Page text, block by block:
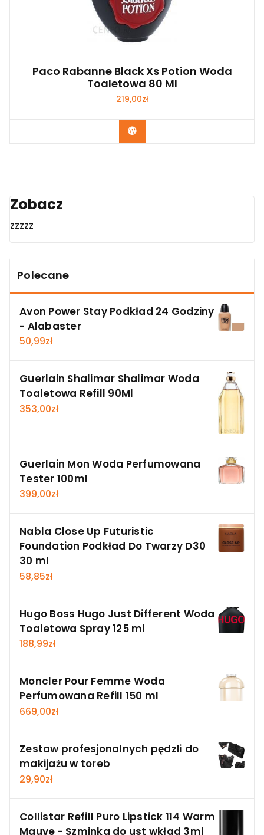
Paco Rabanne Black Xs Potion Woda
Toaletowa 80 Ml
219,00zł
Zobacz
Zobacz
zzzzz
Polecane
Avon Power Stay Podkład 24 Godziny
- Alabaster
50,99zł
Guerlain Shalimar Shalimar Woda
Toaletowa Refill 90Ml
353,00zł
Guerlain Mon Woda Perfumowana
Tester 100ml
399,00zł
Nabla Close Up Futuristic
Foundation Podkład Do Twarzy D30
30 ml
58,85zł
Hugo Boss Hugo Just Different Woda
Toaletowa Spray 125 ml
188,99zł
Moncler Pour Femme Woda
Perfumowana Refill 150 ml
669,00zł
Zestaw profesjonalnych pędzli do
makijażu w toreb
29,90zł
Collistar Refill Puro Lipstick 114 Warm
Mauve - Szminka do ust wkład 3ml